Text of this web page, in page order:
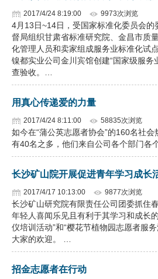
2017/4/24 8:19:00 9973次浏览
4月13日~14日，受国家标准化委员会的
督局组织甘肃省标准研究院、金昌市质
化管理人员和卖家组成服务业标准化试
镍都实业公司金川宾馆创建“国家级服务
查验收。…
用真心传递爱的力量
2017/4/24 8:11:00 58835次浏览
如今在“蒲公英志愿者协会”的160名社
有40名之多，他们来自公司各个部门各
长沙矿山院开展促进青年学习成长
2017/4/17 10:13:00 9877次浏览
长沙矿山研究院有限责任公司团委抓住
年轻人喜闻乐见且有利于其学习和成长
仪培训活动”和“樱花节植物园志愿者服
大家的欢迎。 …
招金志愿者在行动